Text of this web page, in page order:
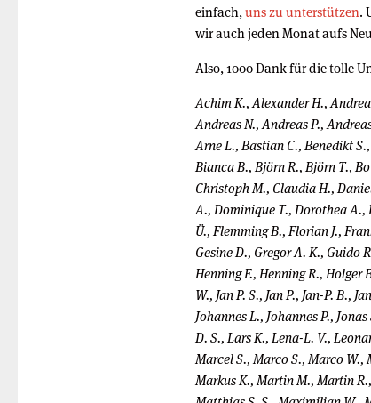
einfach, uns zu unterstützen.
wir auch jeden Monat aufs
Also, 1000 Dank für die tolle
Achim K., Alexander H.,
Andreas N., Andreas P.,
Arne L., Bastian C., Benedikt
Bianca B., Björn R., Björn T.,
Christoph M., Claudia H.,
A., Dominique T., Dorothea
Ü., Flemming B., Florian J.,
Gesine D., Gregor A. K., Guido
Henning F., Henning R., Holger
W., Jan P. S., Jan P., Jan-P. B.,
Johannes L., Johannes P.,
D. S., Lars K., Lena-L. V.,
Marcel S., Marco S., Marco
Markus K., Martin M., Martin